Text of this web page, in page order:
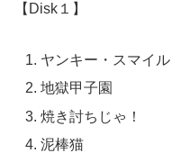
【Disk１】
ヤンキー・スマイル
地獄甲子園
焼き討ちじゃ！
泥棒猫